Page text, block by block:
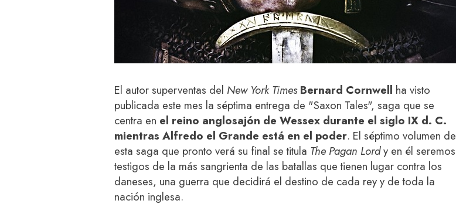
El autor superventas del New York Times Bernard Cornwell ha visto
publicada este mes la séptima entrega de "Saxon Tales", saga que se
centra en el reino anglosajón de Wessex durante el siglo IX d. C.
mientras Alfredo el Grande está en el poder. El séptimo volumen de
esta saga que pronto verá su final se titula The Pagan Lordy en él seremos
testigos de la más sangrienta de las batallas que tienen lugar contra los
daneses, una guerra que decidirá el destino de cada rey y de toda la
nación inglesa.